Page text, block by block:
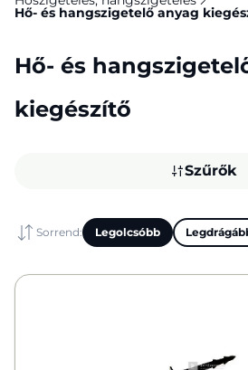
Hő- és hangszigetelő anyag
Hő- és
kiegészítő
Szűrők
Sorrend: Legolcsóbb